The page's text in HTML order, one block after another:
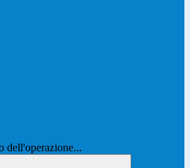
dell'operazione...